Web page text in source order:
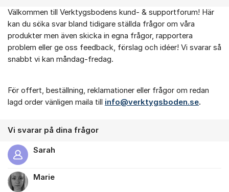
Om forumet
Välkommen till Verktygsbodens kund- & supportforum! Här
kan du söka svar bland tidigare ställda frågor om våra
produkter men även skicka in egna frågor, rapportera
problem eller ge oss feedback, förslag och idéer! Vi svarar så
snabbt vi kan måndag-fredag.
För offert, beställning, reklamationer eller frågor om redan
lagd order vänligen maila till info@verktygsboden.se.
Vi svarar på dina frågor
Sarah
Marie